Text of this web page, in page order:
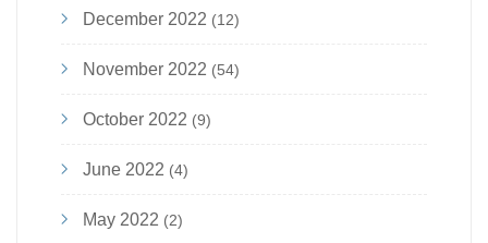
December 2022 (12)
November 2022 (54)
October 2022 (9)
June 2022 (4)
May 2022 (2)